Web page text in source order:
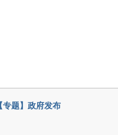
【专题】政府发布